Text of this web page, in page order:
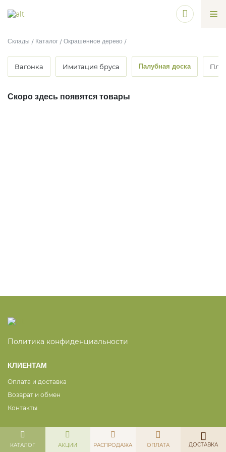
КАТАЛОГ АКЦИИ РАСПРОДАЖА ОПЛАТА ДОСТАВКА
Склады Каталог Окрашенное дерево
Вагонка Имитация бруса Палубная доска
Скоро здесь появятся товары
Политика конфиденциальности
КЛИЕНТАМ
Оплата и доставка
Возврат и обмен
Контакты